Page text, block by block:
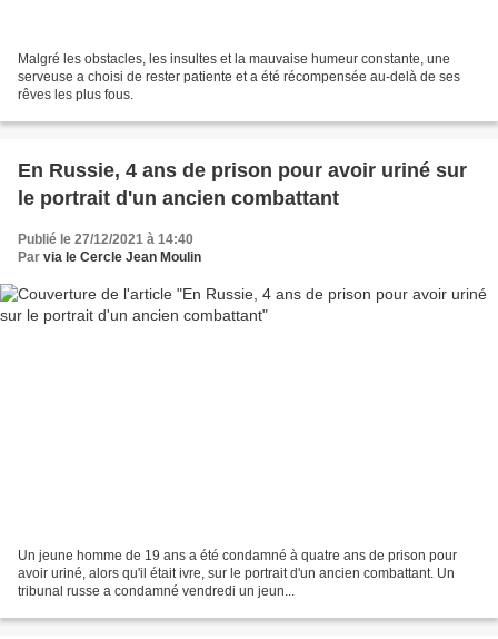
Malgré les obstacles, les insultes et la mauvaise humeur constante, une
serveuse a choisi de rester patiente et a été récompensée au-delà de ses
rêves les plus fous.
En Russie, 4 ans de prison pour avoir uriné sur
le portrait d'un ancien combattant
Publié le 27/12/2021 à 14:40
Par via le Cercle Jean Moulin
Un jeune homme de 19 ans a été condamné à quatre ans de prison pour
avoir uriné, alors qu'il était ivre, sur le portrait d'un ancien combattant. Un
tribunal russe a condamné vendredi un jeun...